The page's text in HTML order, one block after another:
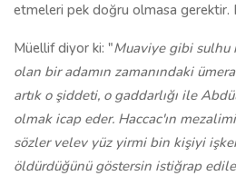
etmeleri pek doğru olmasa gerektir.
Müellif diyor ki: "Muaviye gibi
olan bir adamın zamanındaki
artık o şiddeti, o gaddarlığı ile
olmak icap eder. Haccac'ın
sözler velev yüz yirmi bin kişiyi
öldürdüğünü göstersin istiğrap